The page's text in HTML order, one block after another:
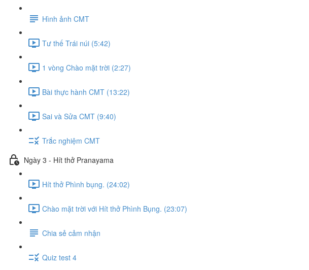
Hình ảnh CMT
Tư thế Trái núi (5:42)
1 vòng Chào mặt trời (2:27)
Bài thực hành CMT (13:22)
Sai và Sửa CMT (9:40)
Trắc nghiệm CMT
Ngày 3 - Hít thở Pranayama
Hít thở Phình bụng. (24:02)
Chào mặt trời với Hít thở Phình Bụng. (23:07)
Chia sẻ cảm nhận
Quiz test 4